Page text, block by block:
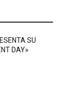
SU
DAY»